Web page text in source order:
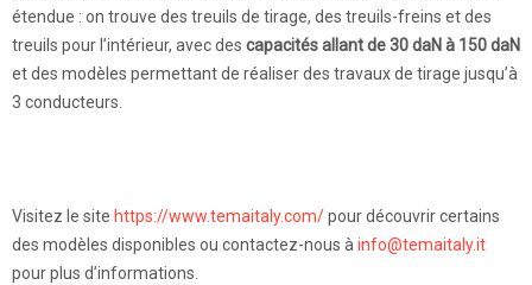
étendue : on trouve des treuils de tirage, des treuils-freins et des
treuils pour l’intérieur, avec des capacités allant de 30 daN à 150 daN
et des modèles permettant de réaliser des travaux de tirage jusqu’à
3 conducteurs.
Visitez le site https://www.temaitaly.com/pour découvrir certains
des modèles disponibles ou contactez-nous àinfo@temaitaly.it
pour plus d’informations.